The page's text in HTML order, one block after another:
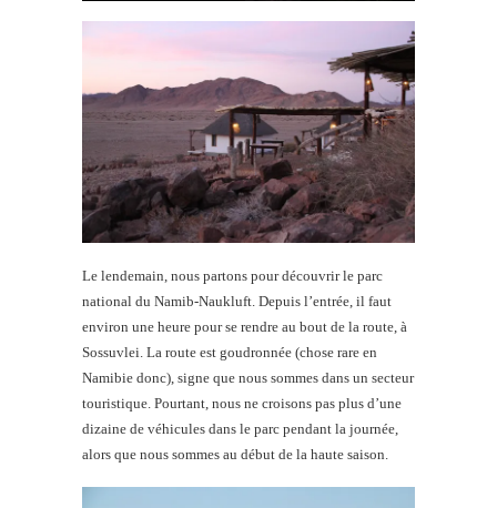
Le lendemain, nous partons pour découvrir le parc
national du Namib-Naukluft. Depuis l’entrée, il faut
environ une heure pour se rendre au bout de la route, à
Sossuvlei. La route est goudronnée (chose rare en
Namibie donc), signe que nous sommes dans un secteur
touristique. Pourtant, nous ne croisons pas plus d’une
dizaine de véhicules dans le parc pendant la journée,
alors que nous sommes au début de la haute saison.